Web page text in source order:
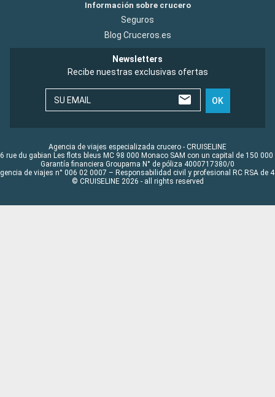
Información sobre crucero
Seguros
Blog Cruceros.es
Newsletters
Recibe nuestras exclusivas ofertas
SU EMAIL OK
Agencia de viajes especializada crucero - CRUISELINE
rue du gabian Les flots bleus MC 98 000 Monaco SAM con un capital de 150 000
Garantía financiera Groupama N° de póliza 4000717380/0
de viajes n° 006 02 0007 – Responsabilidad civil y profesional RC RSA de
© CRUISELINE 2026 - all rights reserved